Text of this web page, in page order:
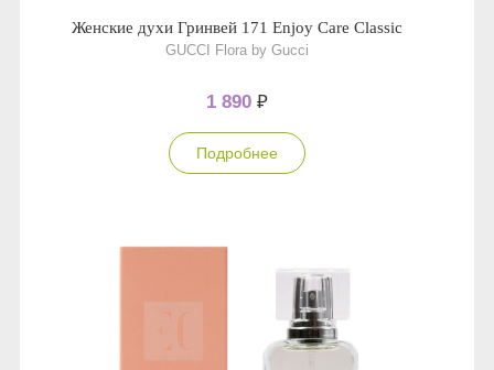
Женские духи Гринвей 171 Enjoy Care Classic
GUCCI Flora by Gucci
1 890 ₽
Подробнее